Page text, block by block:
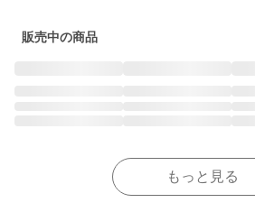
販売中の商品
もっと見る